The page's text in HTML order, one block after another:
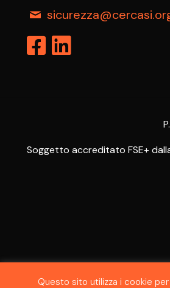
Soggetto accreditato FSE+
Questo sito utilizza i cookie